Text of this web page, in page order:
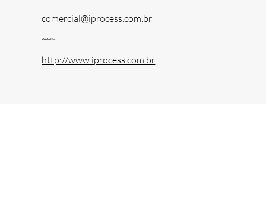
comercial@iprocess.com.br
Website
http://www.iprocess.com.br